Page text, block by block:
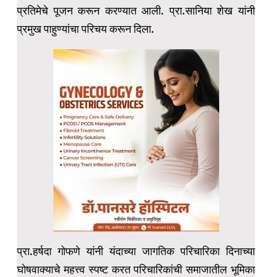
प्रतिमेचे पूजन करून करण्यात आली. प्रा.सानिया शेख यांनी
प्रमुख पाहुण्यांचा परिचय करून दिला.
प्रा.हर्षदा गोफणे यांनी यंदाच्या जागतिक परिचारिका दिनाच्या
घोषवाक्याचे महत्त्व स्पष्ट करत परिचारिकांची समाजातील भूमिका